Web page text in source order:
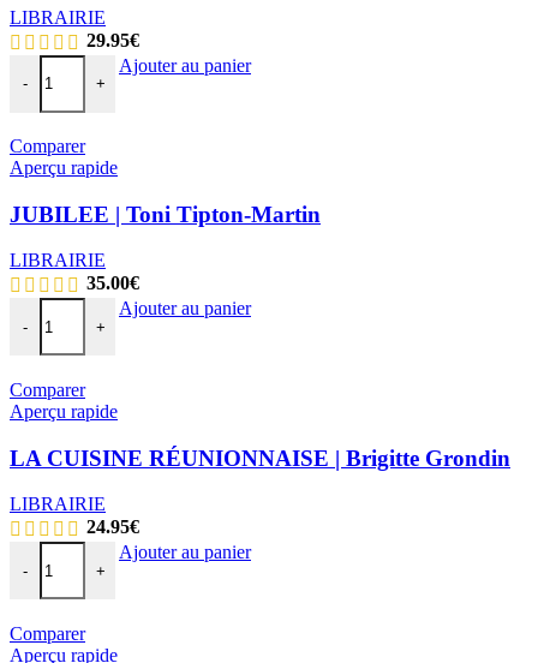
LIBRAIRIE
29.95€
- +
Ajouter au panier
Comparer
Aperçu rapide
JUBILEE | Toni Tipton-Martin
LIBRAIRIE
35.00€
- +
Ajouter au panier
Comparer
Aperçu rapide
LA CUISINE RÉUNIONNAISE | Brigitte Grondin
LIBRAIRIE
24.95€
- +
Ajouter au panier
Comparer
Aperçu rapide